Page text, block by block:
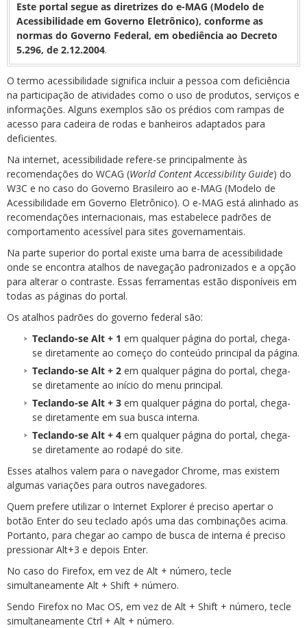
Este portal segue as diretrizes do e-MAG (Modelo de
Acessibilidade em Governo Eletrônico), conforme as
normas do Governo Federal, em obediência ao Decreto
5.296, de 2.12.2004.
O termo acessibilidade significa incluir a pessoa com deficiência
na participação de atividades como o uso de produtos, serviços e
informações. Alguns exemplos são os prédios com rampas de
acesso para cadeira de rodas e banheiros adaptados para
deficientes.
Na internet, acessibilidade refere-se principalmente às
recomendações do WCAG (World Content Accessibility Guide) do
W3C e no caso do Governo Brasileiro ao e-MAG (Modelo de
Acessibilidade em Governo Eletrônico). O e-MAG está alinhado as
recomendações internacionais, mas estabelece padrões de
comportamento acessível para sites governamentais.
Na parte superior do portal existe uma barra de acessibilidade
onde se encontra atalhos de navegação padronizados e a opção
para alterar o contraste. Essas ferramentas estão disponíveis em
todas as páginas do portal.
Os atalhos padrões do governo federal são:
Teclando-se Alt + 1 em qualquer página do portal, chega-
se diretamente ao começo do conteúdo principal da página.
Teclando-se Alt + 2 em qualquer página do portal, chega-
se diretamente ao início do menu principal.
Teclando-se Alt + 3 em qualquer página do portal, chega-
se diretamente em sua busca interna.
Teclando-se Alt + 4 em qualquer página do portal, chega-
se diretamente ao rodapé do site.
Esses atalhos valem para o navegador Chrome, mas existem
algumas variações para outros navegadores.
Quem prefere utilizar o Internet Explorer é preciso apertar o
botão Enter do seu teclado após uma das combinações acima.
Portanto, para chegar ao campo de busca de interna é preciso
pressionar Alt+3 e depois Enter.
No caso do Firefox, em vez de Alt + número, tecle
simultaneamente Alt + Shift + número.
Sendo Firefox no Mac OS, em vez de Alt + Shift + número, tecle
simultaneamente Ctrl + Alt + número.